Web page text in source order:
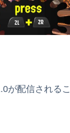
が配信されるこ